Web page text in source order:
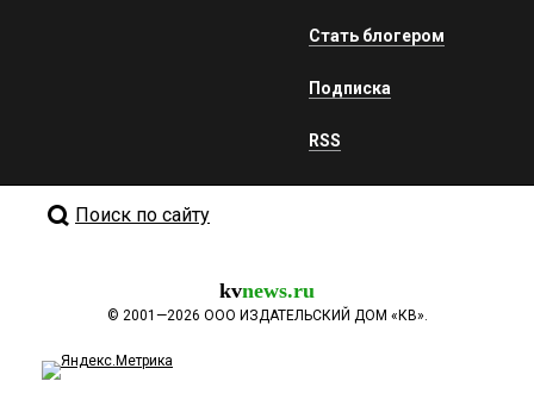
Стать блогером
Подписка
RSS
Поиск по сайту
kvnews.ru
© 2001—2026 ООО ИЗДАТЕЛЬСКИЙ ДОМ «КВ».